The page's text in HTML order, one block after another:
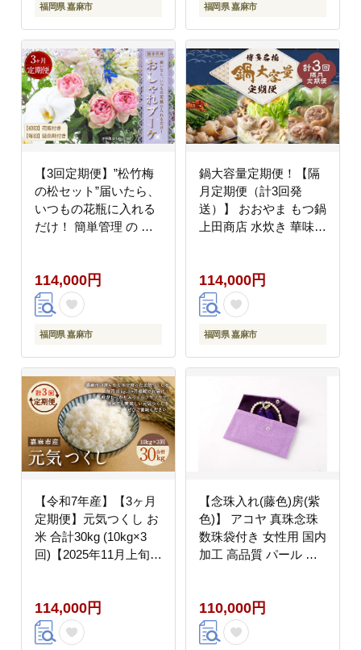
福岡県 嘉麻市 福岡県 嘉麻市
【3回定期便】”松竹梅
の松セット”届いたら、
いつもの花瓶に入れる
だけ！ 簡単管理 の お
き！！ 生花 花 花束
114,000円
福岡県 嘉麻市
鍋大容量定期便！【隔
月定期便（計3回発
送）】 おおやま もつ鍋
上田商店 水炊き 華味鶏
大容量
114,000円
福岡県 嘉麻市
【令和7年産】【3ヶ月
定期便】元気つくし お
米 合計30kg (10kg×3
回)【2025年11月上旬か
114,000円
【念珠入れ(藤色)房(紫
色)】 アコヤ 真珠念珠
数珠袋付き 女性用 国内
加工 高品質 パール 法
110,000円